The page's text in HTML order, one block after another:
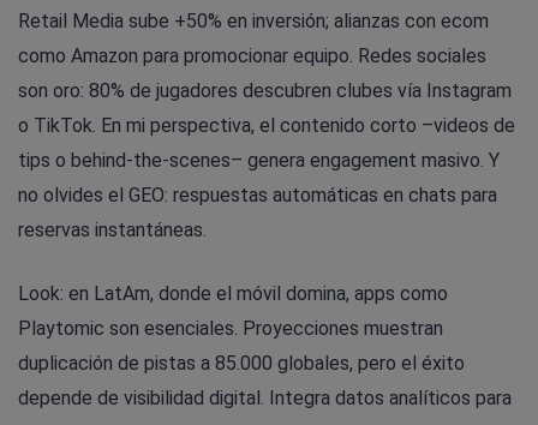
Retail Media sube +50% en inversión; alianzas con ecom
como Amazon para promocionar equipo. Redes sociales
son oro: 80% de jugadores descubren clubes vía Instagram
o TikTok. En mi perspectiva, el contenido corto –videos de
tips o behind-the-scenes– genera engagement masivo. Y
no olvides el GEO: respuestas automáticas en chats para
reservas instantáneas.
Look: en LatAm, donde el móvil domina, apps como
Playtomic son esenciales. Proyecciones muestran
duplicación de pistas a 85.000 globales, pero el éxito
depende de visibilidad digital. Integra datos analíticos para